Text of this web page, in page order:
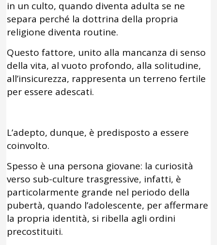
in un culto, quando diventa adulta se ne
separa perché la dottrina della propria
religione diventa routine.
Questo fattore, unito alla mancanza di senso
della vita, al vuoto profondo, alla solitudine,
all’insicurezza, rappresenta un terreno fertile
per essere adescati.
L’adepto, dunque, è predisposto a essere
coinvolto.
Spesso è una persona giovane: la curiosità
verso sub-culture trasgressive, infatti, è
particolarmente grande nel periodo della
pubertà, quando l’adolescente, per affermare
la propria identità, si ribella agli ordini
precostituiti.